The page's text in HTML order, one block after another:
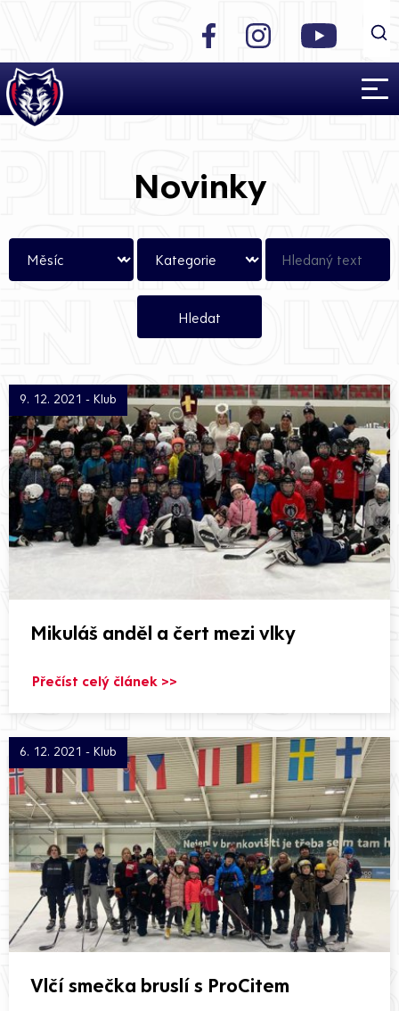
Novinky
9. 12. 2021 - Klub
Mikuláš anděl a čert mezi vlky
Přečíst celý článek >>
6. 12. 2021 - Klub
Vlčí smečka bruslí s ProCitem